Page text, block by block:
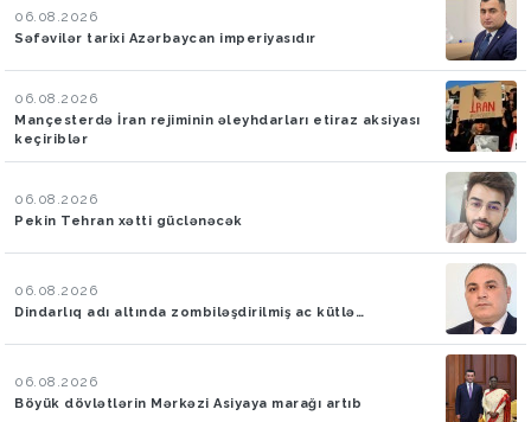
06.08.2026
Səfəvilər tarixi Azərbaycan imperiyasıdır
06.08.2026
Mançesterdə İran rejiminin əleyhdarları etiraz aksiyası
keçiriblər
06.08.2026
Pekin Tehran xətti güclənəcək
06.08.2026
Dindarlıq adı altında zombiləşdirilmiş ac kütlə…
06.08.2026
Böyük dövlətlərin Mərkəzi Asiyaya marağı artıb